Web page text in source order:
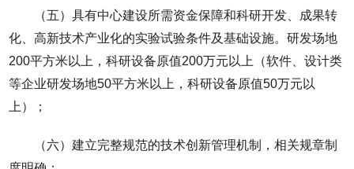
（五）具有中心建设所需资金保障和科研开发、成果转
化、高新技术产业化的实验试验条件及基础设施。研发场地
200平方米以上，科研设备原值200万元以上（软件、设计类
等企业研发场地50平方米以上，科研设备原值50万元以
上）；
（六）建立完整规范的技术创新管理机制，相关规章制